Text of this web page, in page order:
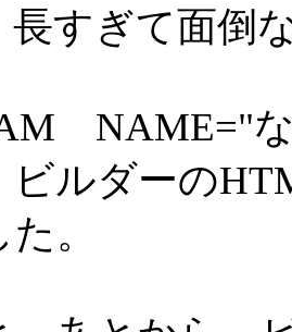
長すぎて面倒
NAME="
ビルダーの
。